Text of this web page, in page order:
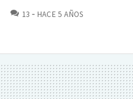
13 COMENTARIOS
HACE 5 AÑOS